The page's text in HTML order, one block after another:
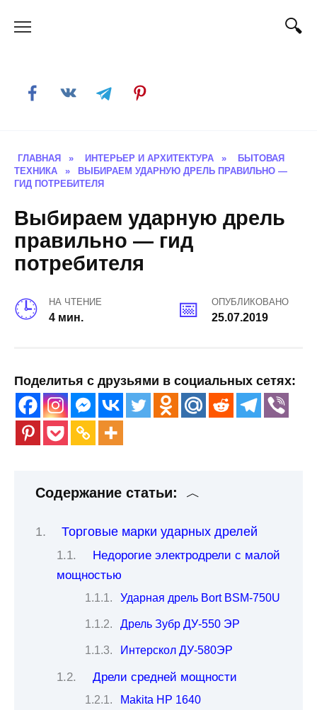
ГЛАВНАЯ » ИНТЕРЬЕР И АРХИТЕКТУРА »
БЫТОВАЯ
ТЕХНИКА
»
ВЫБИРАЕМ УДАРНУЮ ДРЕЛЬ ПРАВИЛЬНО —
ГИД ПОТРЕБИТЕЛЯ
Выбираем ударную дрель
правильно — гид
потребителя
НА ЧТЕНИЕ
4 мин.
ОПУБЛИКОВАНО
25.07.2019
Поделитья с друзьями в социальных сетях:
Содержание статьи:
Торговые марки ударных дрелей
Недорогие электродрели с малой
мощностью
Ударная дрель Bort BSM-750U
Дрель Зубр ДУ-550 ЭР
Интерскол ДУ-580ЭР
Дрели средней мощности
Makita HP 1640